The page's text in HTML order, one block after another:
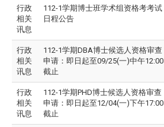
行政
相关
讯息
112-1学期博士班学术组资格考考试
日程公告
行政
相关
讯息
112-1学期DBA博士候选人资格审查
申请：即日起至09/25(一)中午12:00
截止
行政
相关
讯息
112-1学期PHD博士候选人资格审查
申请：即日起至12/04(一)下午17:00
截止